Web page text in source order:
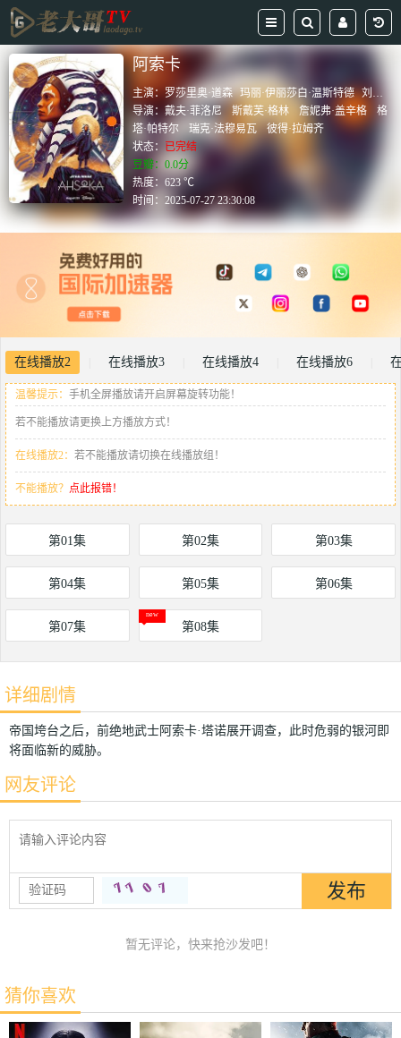
阿索卡
主演：罗莎里奥·道森 玛丽·伊丽莎白·温斯特德 刘承羽
导演：戴夫·菲洛尼 斯戴芙·格林 詹妮弗·盖辛格
格
塔·帕特尔
瑞克·法穆易瓦
彼得·拉姆齐
状态： 已完结
豆瓣：0.0分
热度：623 ℃
时间：2025-07-27 23:30:08
在线播放2 在线播放3 在线播放4 在线播放6
温馨提示： 手机全屏播放请开启屏幕旋转功能！
若不能播放请更换上方播放方式！
在线播放2： 若不能播放请切换在线播放组！
不能播放？ 点此报错！
第01集 第02集 第03集
第04集 第05集 第06集
第07集 第08集
详细剧情
帝国垮台之后，前绝地武士阿索卡·塔诺展开调查，此时危弱的银河即
将面临新的威胁。
网友评论
暂无评论，快来抢沙发吧！
猜你喜欢